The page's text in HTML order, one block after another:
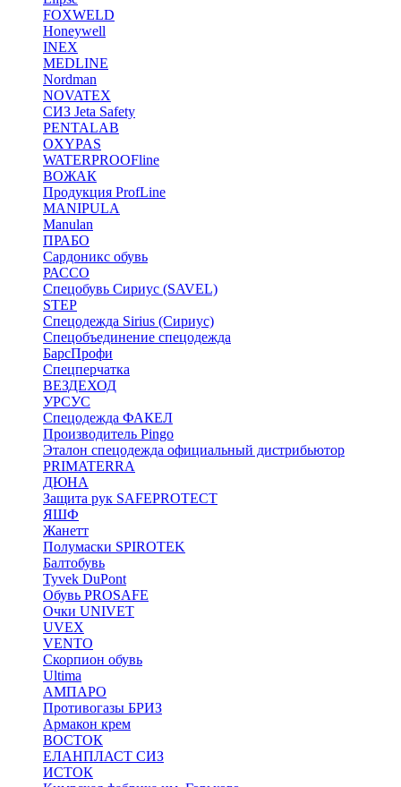
FOXWELD
Honeywell
INEX
MEDLINE
Nordman
NOVATEX
СИЗ Jeta Safety
PENTALAB
OXYPAS
WATERPROOFline
ВОЖАК
Продукция ProfLine
MANIPULA
Manulan
ПРАБО
Сардоникс обувь
РАССО
Спецобувь Сириус (SAVEL)
STEP
Спецодежда Sirius (Сириус)
Спецобъединение спецодежда
БарсПрофи
Спецперчатка
ВЕЗДЕХОД
УРСУС
Спецодежда ФАКЕЛ
Производитель Pingo
Эталон спецодежда официальный дистрибьютор
PRIMATERRA
ДЮНА
Защита рук SAFEPROTECT
ЯШФ
Жанетт
Полумаски SPIROTEK
Балтобувь
Tyvek DuPont
Обувь PROSAFE
Очки UNIVET
UVEX
VENTO
Скорпион обувь
Ultima
АМПАРО
Противогазы БРИЗ
Армакон крем
ВОСТОК
ЕЛАНПЛАСТ СИЗ
ИСТОК